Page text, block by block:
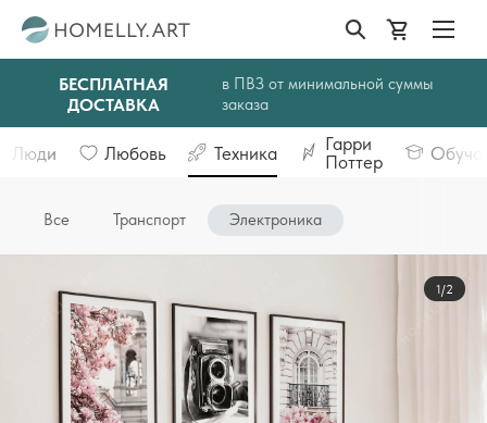
БЕСПЛАТНАЯ
ДОСТАВКА
в ПВЗ от минимальной суммы
заказа
Люди Любовь Техника
Гарри
Поттер
Все Транспорт Электроника
1/2